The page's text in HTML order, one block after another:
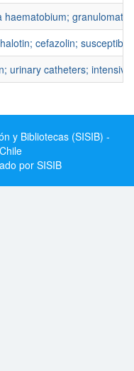
cefazolin;
urinary catheters;
y Bibliotecas (SISIB) -
por SISIB